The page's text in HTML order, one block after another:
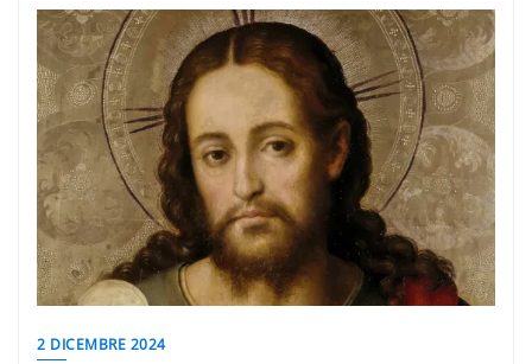
2 DICEMBRE 2024